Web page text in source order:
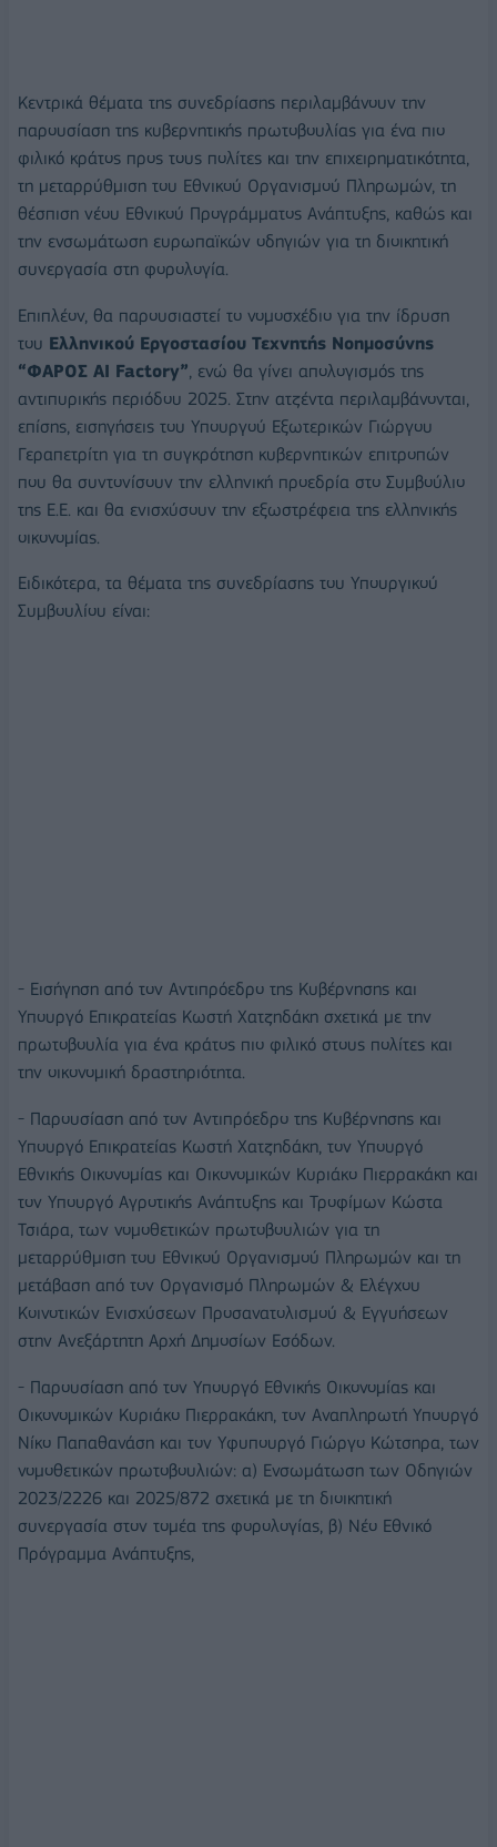
Κεντρικά θέματα της συνεδρίασης περιλαμβάνουν την
παρουσίαση της κυβερνητικής πρωτοβουλίας για ένα πιο
φιλικό κράτος προς τους πολίτες και την επιχειρηματικότητα,
τη μεταρρύθμιση του Εθνικού Οργανισμού Πληρωμών, τη
θέσπιση νέου Εθνικού Προγράμματος Ανάπτυξης, καθώς και
την ενσωμάτωση ευρωπαϊκών οδηγιών για τη διοικητική
συνεργασία στη φορολογία.
Επιπλέον, θα παρουσιαστεί το νομοσχέδιο για την ίδρυση
του Ελληνικού Εργοστασίου Τεχνητής Νοημοσύνης
“ΦΑΡΟΣ AI Factory” , ενώ θα γίνει απολογισμός της
αντιπυρικής περιόδου 2025. Στην ατζέντα περιλαμβάνονται,
επίσης, εισηγήσεις του Υπουργού Εξωτερικών Γιώργου
Γεραπετρίτη για τη συγκρότηση κυβερνητικών επιτροπών
που θα συντονίσουν την ελληνική προεδρία στο Συμβούλιο
της Ε.Ε. και θα ενισχύσουν την εξωστρέφεια της ελληνικής
οικονομίας.
Ειδικότερα, τα θέματα της συνεδρίασης του Υπουργικού
Συμβουλίου είναι:
- Εισήγηση από τον Αντιπρόεδρο της Κυβέρνησης και
Υπουργό Επικρατείας Κωστή Χατζηδάκη σχετικά με την
πρωτοβουλία για ένα κράτος πιο φιλικό στους πολίτες και
την οικονομική δραστηριότητα.
- Παρουσίαση από τον Αντιπρόεδρο της Κυβέρνησης και
Υπουργό Επικρατείας Κωστή Χατζηδάκη, τον Υπουργό
Εθνικής Οικονομίας και Οικονομικών Κυριάκο Πιερρακάκη και
τον Υπουργό Αγροτικής Ανάπτυξης και Τροφίμων Κώστα
Τσιάρα, των νομοθετικών πρωτοβουλιών για τη
μεταρρύθμιση του Εθνικού Οργανισμού Πληρωμών και τη
μετάβαση από τον Οργανισμό Πληρωμών & Ελέγχου
Κοινοτικών Ενισχύσεων Προσανατολισμού & Εγγυήσεων
στην Ανεξάρτητη Αρχή Δημοσίων Εσόδων.
- Παρουσίαση από τον Υπουργό Εθνικής Οικονομίας και
Οικονομικών Κυριάκο Πιερρακάκη, τον Αναπληρωτή Υπουργό
Νίκο Παπαθανάση και τον Υφυπουργό Γιώργο Κώτσηρα, των
νομοθετικών πρωτοβουλιών: α) Ενσωμάτωση των Οδηγιών
2023/2226 και 2025/872 σχετικά με τη διοικητική
συνεργασία στον τομέα της φορολογίας, β) Νέο Εθνικό
Πρόγραμμα Ανάπτυξης,